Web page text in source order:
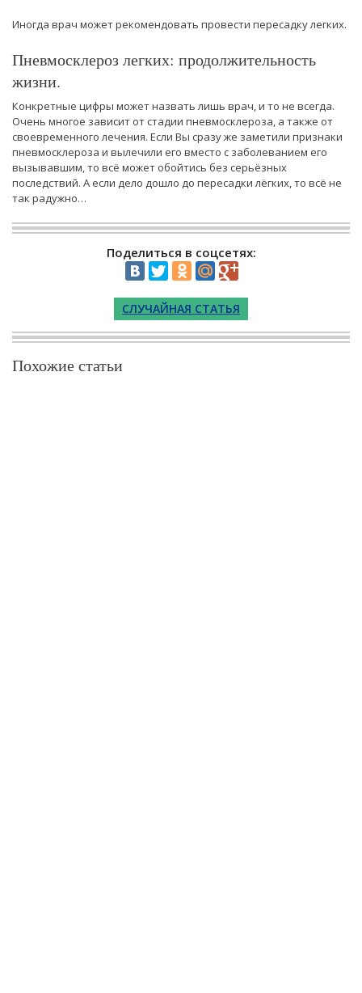
Иногда врач может рекомендовать провести пересадку легких.
Пневмосклероз легких: продолжительность
жизни.
Конкретные цифры может назвать лишь врач, и то не всегда.
Очень многое зависит от стадии пневмосклероза, а также от
своевременного лечения. Если Вы сразу же заметили признаки
пневмосклероза и вылечили его вместо с заболеванием его
вызывавшим, то всё может обойтись без серьёзных
последствий. А если дело дошло до пересадки лёгких, то всё не
так радужно…
Поделиться в соцсетях:
СЛУЧАЙНАЯ СТАТЬЯ
Похожие статьи